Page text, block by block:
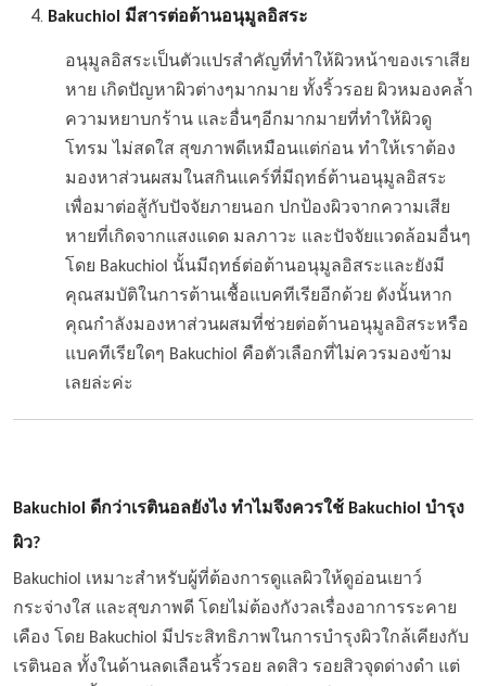
Bakuchiol มีสารต่อต้านอนุมูลอิสระ
อนุมูลอิสระเป็นตัวแปรสำคัญที่ทำให้ผิวหน้าของเราเสีย
หาย เกิดปัญหาผิวต่างๆมากมาย ทั้งริ้วรอย ผิวหมองคล้ำ
ความหยาบกร้าน และอื่นๆอีกมากมายที่ทำให้ผิวดู
โทรม ไม่สดใส สุขภาพดีเหมือนแต่ก่อน ทำให้เราต้อง
มองหาส่วนผสมในสกินแคร์ที่มีฤทธ์ต้านอนุมูลอิสระ
เพื่อมาต่อสู้กับปัจจัยภายนอก ปกป้องผิวจากความเสีย
หายที่เกิดจากแสงแดด มลภาวะ และปัจจัยแวดล้อมอื่นๆ
โดย Bakuchiol นั้นมีฤทธ์ต่อต้านอนุมูลอิสระและยังมี
คุณสมบัติในการต้านเชื้อแบคทีเรียอีกด้วย ดังนั้นหาก
คุณกำลังมองหาส่วนผสมที่ช่วยต่อต้านอนุมูลอิสระหรือ
แบคทีเรียใดๆ Bakuchiol คือตัวเลือกที่ไม่ควรมองข้าม
เลยล่ะค่ะ
Bakuchiol ดีกว่าเรตินอลยังไง ทำไมจึงควรใช้ Bakuchiol บำรุง
ผิว?
Bakuchiol เหมาะสำหรับผู้ที่ต้องการดูแลผิวให้ดูอ่อนเยาว์
กระจ่างใส และสุขภาพดี โดยไม่ต้องกังวลเรื่องอาการระคาย
เคือง โดย Bakuchiol มีประสิทธิภาพในการบำรุงผิวใกล้เคียงกับ
เรตินอล ทั้งในด้านลดเลือนริ้วรอย ลดสิว รอยสิวจุดด่างดำ แต่